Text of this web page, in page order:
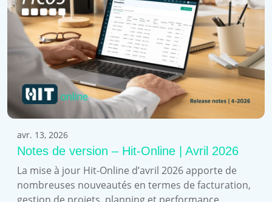
avr. 13, 2026
Notes de version – Hit-Online | Avril 2026
La mise à jour Hit-Online d’avril 2026 apporte de
nombreuses nouveautés en termes de facturation,